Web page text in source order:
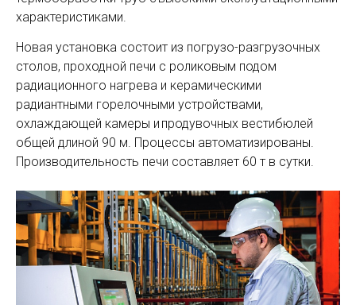
характеристиками.
Новая установка состоит из погрузо-разгрузочных
столов, проходной печи с роликовым подом
радиационного нагрева и керамическими
радиантными горелочными устройствами,
охлаждающей камеры и продувочных вестибюлей
общей длиной 90 м. Процессы автоматизированы.
Производительность печи составляет 60 т в сутки.